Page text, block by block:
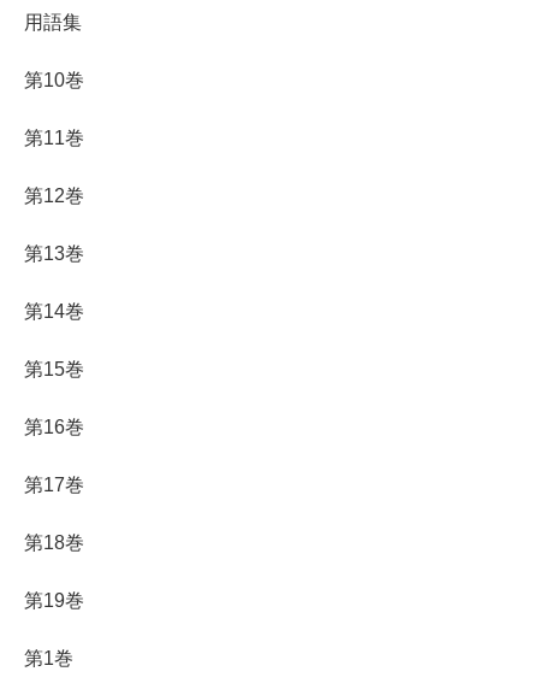
用語集
第10巻
第11巻
第12巻
第13巻
第14巻
第15巻
第16巻
第17巻
第18巻
第19巻
第1巻